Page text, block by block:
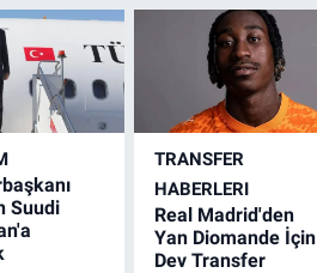
Suudi
TRANSFER
HABERLERI
Real Madrid'den
Yan Diomande İçin
Dev Transfer